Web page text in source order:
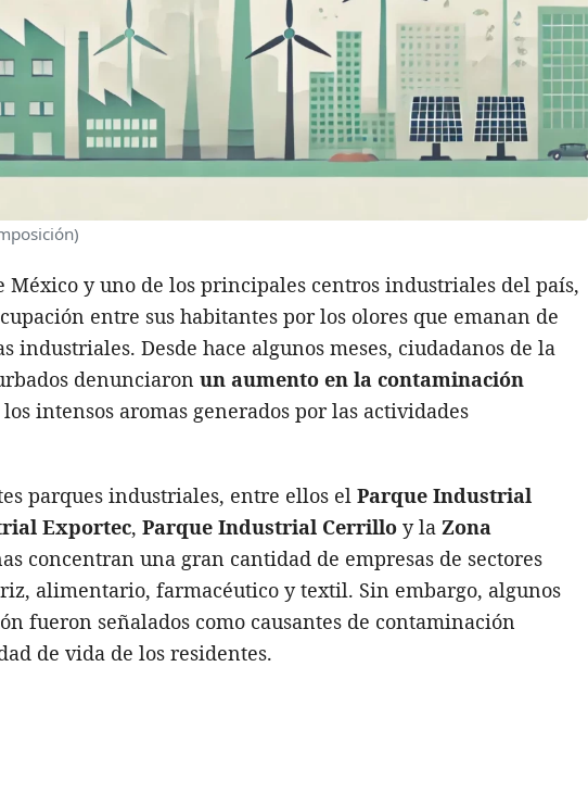
México y uno de los principales centros industriales del país,
entre sus habitantes por los olores que emanan de
industriales. Desde hace algunos meses, ciudadanos de la
denunciaron un aumento en la contaminación
intensos aromas generados por las actividades
parques industriales, entre ellos el Parque Industrial
Exportec, Parque Industrial Cerrillo y la Zona
concentran una gran cantidad de empresas de sectores
alimentario, farmacéutico y textil. Sin embargo, algunos
fueron señalados como causantes de contaminación
de vida de los residentes.